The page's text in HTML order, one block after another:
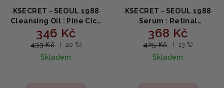
KSECRET - SEOUL 1988
Cleansing Oil : Pine Cica
1% + Probiotics - Čisticí
olej s výtažkem z
borovice 200ml
346 Kč
433 Kč (–20 %)
Skladem
KSECRET - SEOUL 1988
Serum : Retinal
Liposome 2% + Black
Ginseng - Omlazující
sérum s černým
ženšenem 30ml
368 Kč
425 Kč (–13 %)
Skladem